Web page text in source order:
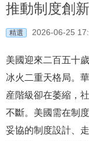
推動制度創新
精選 2026-06-25
美國迎來二百五十
冰火二重天格局。
産階級卻在萎縮，
不斷。美國需在制
妥協的制度設計、